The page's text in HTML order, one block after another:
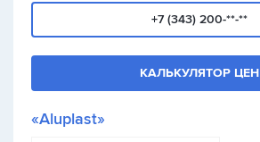
+7 (343) 200-**-**
КАЛЬКУЛЯТОР ЦЕН
«Aluplast»